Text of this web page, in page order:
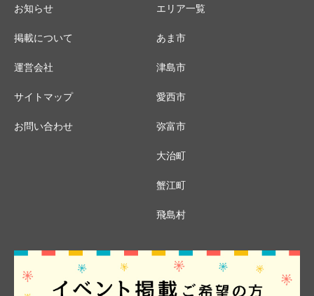
お知らせ
掲載について
運営会社
サイトマップ
お問い合わせ
エリア一覧
あま市
津島市
愛西市
弥富市
大治町
蟹江町
飛島村